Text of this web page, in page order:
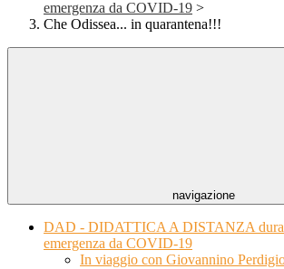
emergenza da COVID-19 >
Che Odissea... in quarantena!!!
navigazione
DAD - DIDATTICA A DISTANZA
emergenza da COVID-19
In viaggio con Giovannino